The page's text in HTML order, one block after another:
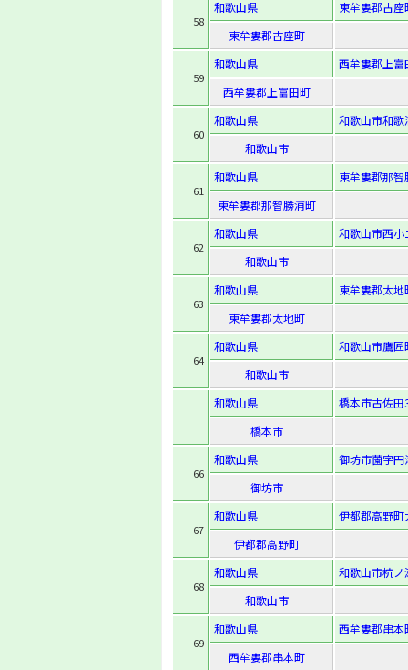
58
和歌山県
東牟婁郡古
東牟婁郡古座町
59
和歌山県
西牟婁郡上
西牟婁郡上富田町
60
和歌山県
和歌山市和
和歌山市
61
和歌山県
東牟婁郡那
東牟婁郡那智勝浦町
62
和歌山県
和歌山市西
和歌山市
63
和歌山県
東牟婁郡太
東牟婁郡太地町
64
和歌山県
和歌山市鷹
和歌山市
和歌山県
橋本市古佐
橋本市
66
和歌山県
御坊市薗字
御坊市
67
和歌山県
伊都郡高野
伊都郡高野町
68
和歌山県
和歌山市杭
和歌山市
69
和歌山県
西牟婁郡串
西牟婁郡串本町